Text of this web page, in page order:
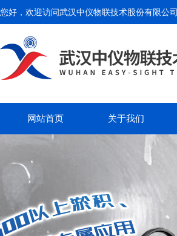
您好，欢迎访问武汉中仪物联技术股份有限公司
网站首页 关于我们